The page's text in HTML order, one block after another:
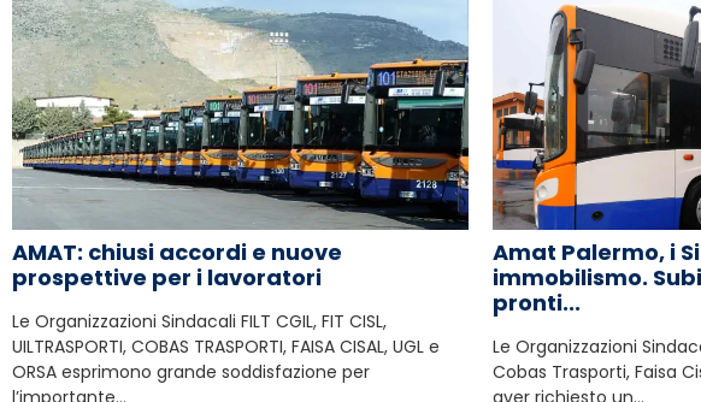
AMAT: chiusi accordi e nuove
prospettive per i lavoratori
Le Organizzazioni Sindacali FILT CGIL, FIT CISL,
UILTRASPORTI, COBAS TRASPORTI, FAISA CISAL, UGL e
ORSA esprimono grande soddisfazione per
Amat Palermo, i
immobilismo.
pronti...
Le Organizzazioni
Cobas Trasporti, Faisa
aver richiesto un…